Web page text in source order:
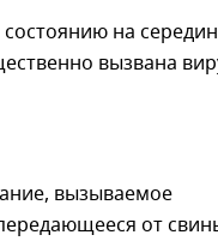
на
вызвана
вызываемое
от